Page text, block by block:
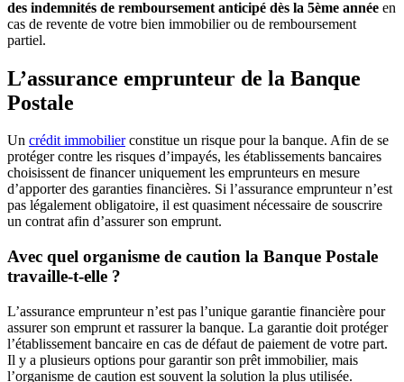
des indemnités de remboursement anticipé dès la 5ème année en
cas de revente de votre bien immobilier ou de remboursement
partiel.
L’assurance emprunteur de la Banque
Postale
Un crédit immobilierconstitue un risque pour la banque. Afin de se
protéger contre les risques d’impayés, les établissements bancaires
choisissent de financer uniquement les emprunteurs en mesure
d’apporter des garanties financières. Si l’assurance emprunteur n’est
pas légalement obligatoire, il est quasiment nécessaire de souscrire
un contrat afin d’assurer son emprunt.
Avec quel organisme de caution la Banque Postale
travaille-t-elle ?
L’assurance emprunteur n’est pas l’unique garantie financière pour
assurer son emprunt et rassurer la banque. La garantie doit protéger
l’établissement bancaire en cas de défaut de paiement de votre part.
Il y a plusieurs options pour garantir son prêt immobilier, mais
l’organisme de caution est souvent la solution la plus utilisée.